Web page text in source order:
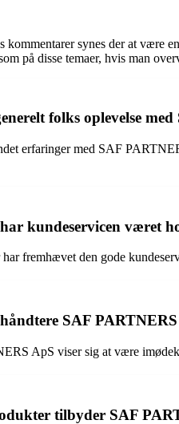
kommentarer synes der at være
på disse temaer, hvis man
folks oplevelse
erfaringer med SAF
kundeservicen været
har fremhævet den gode
SAF
ApS viser sig at være
tilbyder SAF